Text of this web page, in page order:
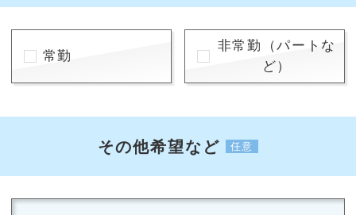
常勤
非常勤（パートな
ど）
その他希望など 任意